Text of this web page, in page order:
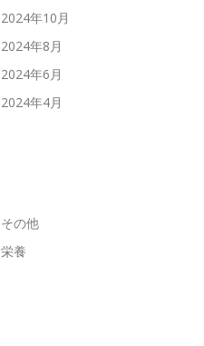
2024年10月
2024年8月
2024年6月
2024年4月
その他
栄養